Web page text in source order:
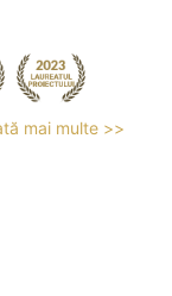
mai multe >>